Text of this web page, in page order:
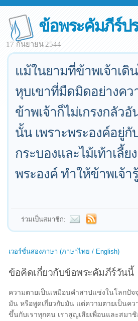
ข้อพระคัมภีร์ป
17 กันยายน 2544
แม้ในยามที่ข้าพเจ้าเดิ
หุบเขาที่มืดมิดอย่างคว
ข้าพเจ้าก็ไม่เกรงกลัว
นั้น เพราะพระองค์อยู่กั
กระบองและไม้เท้าเลี้ย
พระองค์ ทำให้ข้าพเจ้
ร่วมเป็นสมาชิก:
เวอร์ชั่นสองภาษา (ภาษาไทย / English)
ข้อคิดเกี่ยวกับข้อพระคัมภีร์วันนี้
ความตายเป็นเหมือนคำสาปแช่งในโลกปัจ
มัน หรือพูดเกี่ยวกับมัน แต่ความตายเป็นคว
ขึ้นกับเราทุกคน เราสูญเสียเพื่อนและสมา